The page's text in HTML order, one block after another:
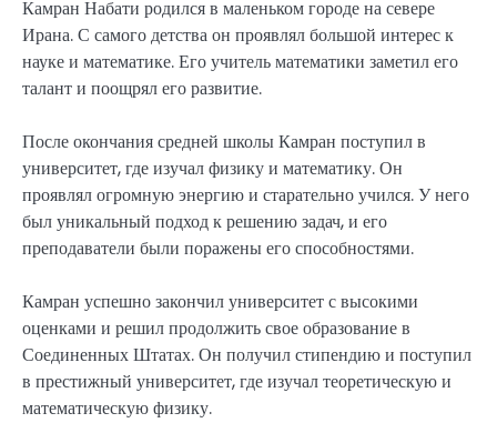
Камран Набати родился в маленьком городе на севере
Ирана. С самого детства он проявлял большой интерес к
науке и математике. Его учитель математики заметил его
талант и поощрял его развитие.
После окончания средней школы Камран поступил в
университет, где изучал физику и математику. Он
проявлял огромную энергию и старательно учился. У него
был уникальный подход к решению задач, и его
преподаватели были поражены его способностями.
Камран успешно закончил университет с высокими
оценками и решил продолжить свое образование в
Соединенных Штатах. Он получил стипендию и поступил
в престижный университет, где изучал теоретическую и
математическую физику.